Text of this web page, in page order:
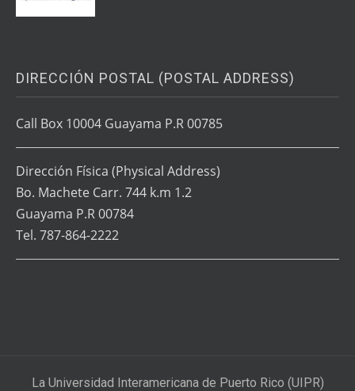
DIRECCIÓN POSTAL (POSTAL ADDRESS)
Call Box 10004 Guayama P.R 00785
Dirección Física (Physical Address)
Bo. Machete Carr. 744 k.m 1.2
Guayama P.R 00784
Tel. 787-864-2222
La Universidad Interamericana de Puerto Rico (UIPR)